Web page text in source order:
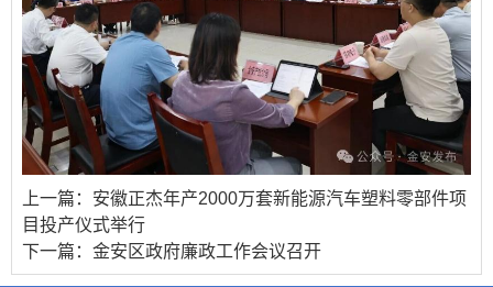
上一篇： 安徽正杰年产2000万套新能源汽车塑料零部件项
目投产仪式举行
下一篇： 金安区政府廉政工作会议召开